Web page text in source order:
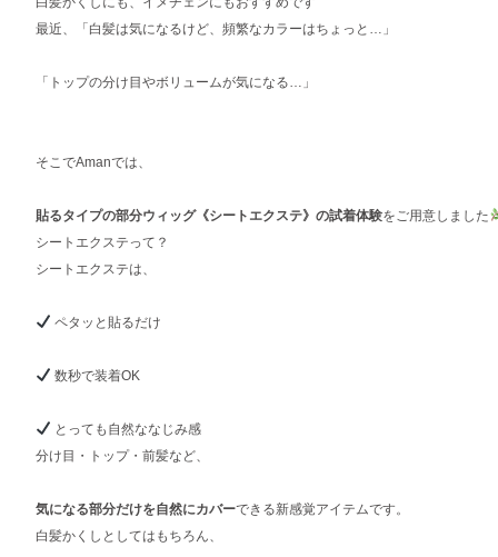
最近、「白髪は気になるけど、頻繁なカラーはちょっと…」
「トップの分け目やボリュームが気になる…」
そこでAmanでは、
貼るタイプの部分ウィッグ《シートエクステ》の試着体験をご用意しました
シートエクステって？
シートエクステは、
ペタッと貼るだけ
数秒で装着OK
とっても自然ななじみ感
分け目・トップ・前髪など、
気になる部分だけを自然にカバーできる新感覚アイテムです。
白髪かくしとしてはもちろん、